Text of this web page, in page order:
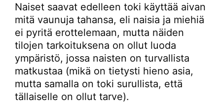
Naiset saavat edelleen toki käyttää aivan
mitä vaunuja tahansa, eli naisia ja miehiä
ei pyritä erottelemaan, mutta näiden
tilojen tarkoituksena on ollut luoda
ympäristö, jossa naisten on turvallista
matkustaa (mikä on tietysti hieno asia,
mutta samalla on toki surullista, että
tällaiselle on ollut tarve).